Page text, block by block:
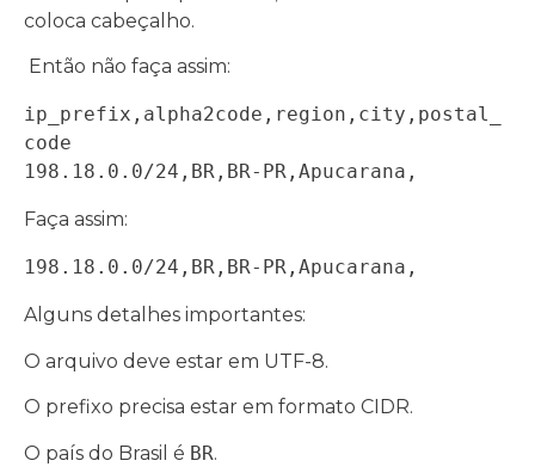
coloca cabeçalho.
Então não faça assim:
ip_prefix,alpha2code,region,city,postal_
code
198.18.0.0/24,BR,BR-PR,Apucarana,
Faça assim:
198.18.0.0/24,BR,BR-PR,Apucarana,
Alguns detalhes importantes:
O arquivo deve estar em UTF-8.
O prefixo precisa estar em formato CIDR.
O país do Brasil é BR.